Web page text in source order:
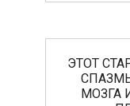
ЭТОТ
МОЗГА